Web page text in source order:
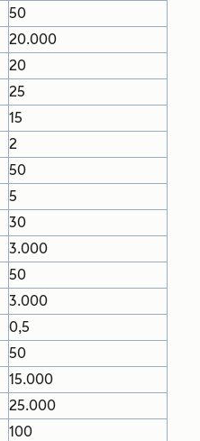
50
20.000
20
25
15
2
50
5
30
3.000
50
3.000
0,5
50
15.000
25.000
100